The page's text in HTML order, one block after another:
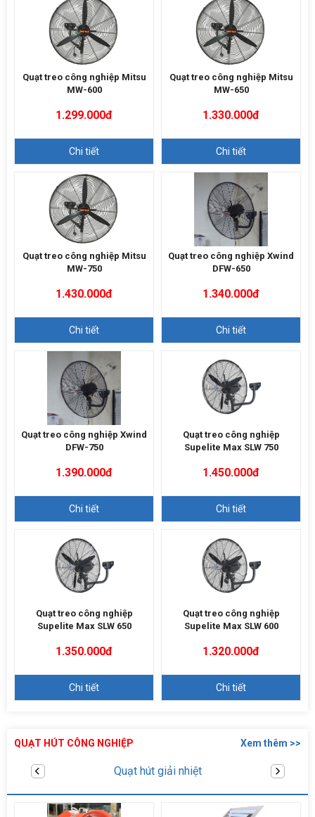
Quạt treo công nghiệp Mitsu
MW-600
1.299.000đ
Chi tiết
Quạt treo công nghiệp Mitsu
MW-650
1.330.000đ
Chi tiết
Quạt treo công nghiệp Mitsu
MW-750
1.430.000đ
Chi tiết
Quạt treo công nghiệp Xwind
DFW-650
1.340.000đ
Chi tiết
Quạt treo công nghiệp Xwind
DFW-750
1.390.000đ
Chi tiết
Quạt treo công nghiệp
Supelite Max SLW 750
1.450.000đ
Chi tiết
Quạt treo công nghiệp
Supelite Max SLW 650
1.350.000đ
Chi tiết
Quạt treo công nghiệp
Supelite Max SLW 600
1.320.000đ
Chi tiết
QUẠT HÚT CÔNG NGHIỆP Xem thêm >>
Quạt hút âm trần